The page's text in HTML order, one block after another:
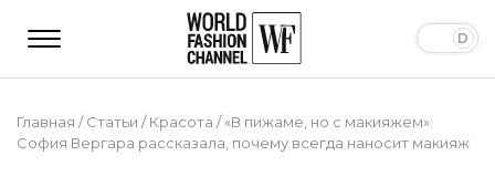
Главная /Статьи /Красота /«В пижаме, но с макияжем»:
София Вергара рассказала, почему всегда наносит макияж